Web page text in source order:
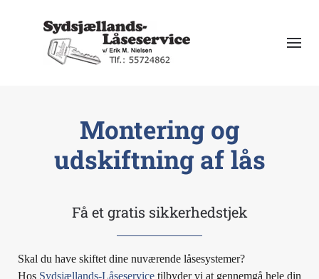
Gå til hovedindhold
Montering og
udskiftning af lås
Få et gratis sikkerhedstjek
Skal du have skiftet dine nuværende låsesystemer?
Hos Sydsjællands-Låseservice tilbyder vi at gennemgå hele din